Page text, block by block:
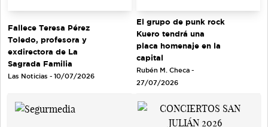
Fallece Teresa Pérez
Toledo, profesora y
exdirectora de La
Sagrada Familia
Las Noticias - 10/07/2026
El grupo de punk rock
Kuero tendrá una
placa homenaje en la
capital
Rubén M. Checa -
27/07/2026